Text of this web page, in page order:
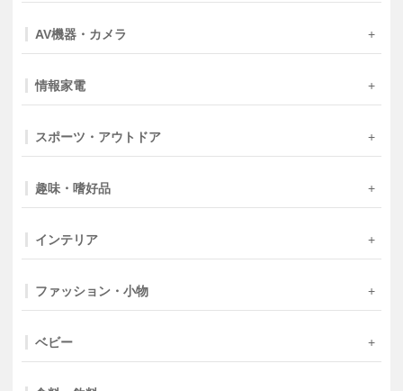
AV機器・カメラ
情報家電
スポーツ・アウトドア
趣味・嗜好品
インテリア
ファッション・小物
ベビー